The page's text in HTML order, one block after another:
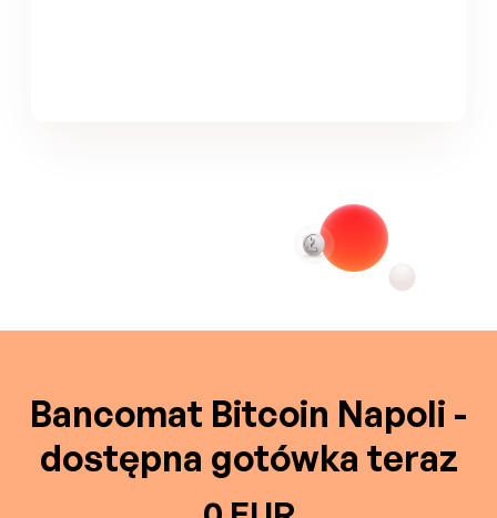
Bancomat Bitcoin Napoli -
dostępna gotówka teraz